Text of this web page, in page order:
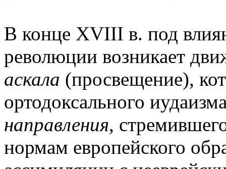
В конце XVIII в. под
революции возникает
аскала (просвещение),
ортодоксального
направления,
нормам европейского